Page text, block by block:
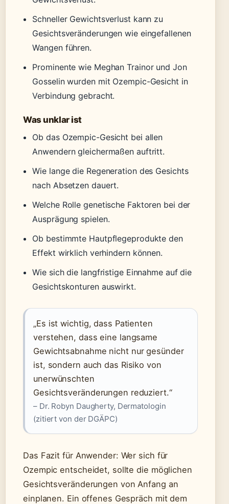
Schneller Gewichtsverlust kann zu
Gesichtsveränderungen wie eingefallenen
Wangen führen.
Prominente wie Meghan Trainor und Jon
Gosselin wurden mit Ozempic-Gesicht in
Verbindung gebracht.
Was unklar ist
Ob das Ozempic-Gesicht bei allen
Anwendern gleichermaßen auftritt.
Wie lange die Regeneration des Gesichts
nach Absetzen dauert.
Welche Rolle genetische Faktoren bei der
Ausprägung spielen.
Ob bestimmte Hautpflegeprodukte den
Effekt wirklich verhindern können.
Wie sich die langfristige Einnahme auf die
Gesichtskonturen auswirkt.
„Es ist wichtig, dass Patienten
verstehen, dass eine langsame
Gewichtsabnahme nicht nur gesünder
ist, sondern auch das Risiko von
unerwünschten
Gesichtsveränderungen reduziert.“
– Dr. Robyn Daugherty, Dermatologin
(zitiert von der DGÄPC)
Das Fazit für Anwender: Wer sich für
Ozempic entscheidet, sollte die möglichen
Gesichtsveränderungen von Anfang an
einplanen. Ein offenes Gespräch mit dem